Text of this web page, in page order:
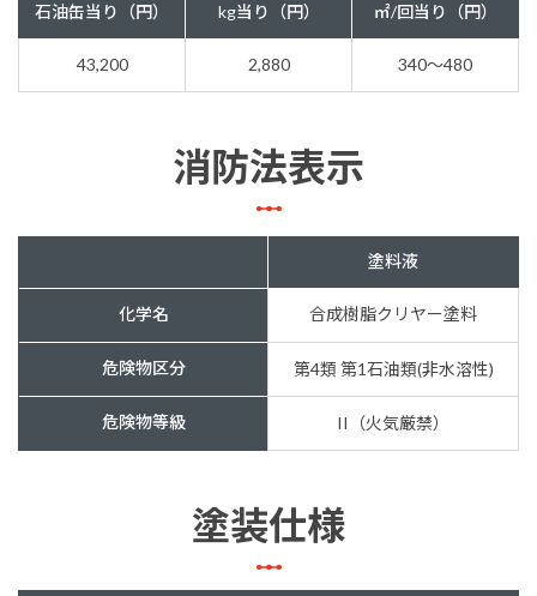
石油缶当り（円） kg当り（円） ㎡/回当り（円）
43,200 2,880 340～480
消防法表示
塗料液
化学名 合成樹脂クリヤー塗料
危険物区分 第4類 第1石油類(非水溶性)
危険物等級 II（火気厳禁）
塗装仕様